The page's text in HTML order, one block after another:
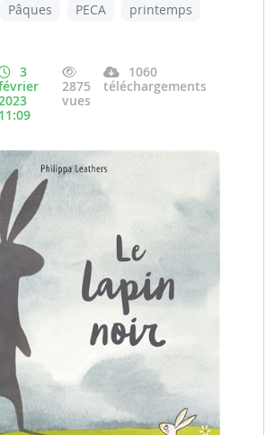
Pâques PECA
printemps
3
11:09
2875
vues
1060
téléchargements